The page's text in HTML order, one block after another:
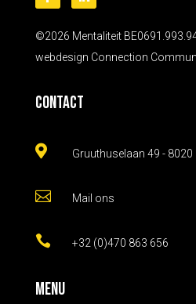
©2026 Mentaliteit
webdesign Connection
Contact
 Gruuthuselaan 49 -
 Mail ons
 +32 (0)470 863 656
Menu